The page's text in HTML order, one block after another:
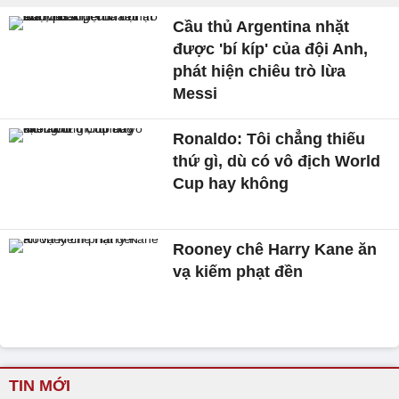
Cầu thủ Argentina nhặt
được 'bí kíp' của đội Anh,
phát hiện chiêu trò lừa
Messi
Ronaldo: Tôi chẳng thiếu
thứ gì, dù có vô địch World
Cup hay không
Rooney chê Harry Kane ăn
vạ kiếm phạt đền
TIN MỚI